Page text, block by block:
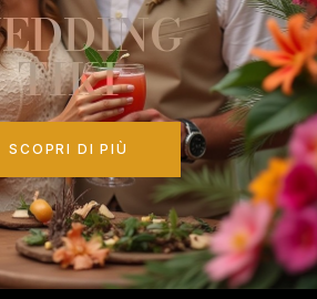
TIKI
SCOPRI DI PIÙ